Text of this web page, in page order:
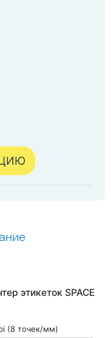
этикеток SPACE
(8 точек/мм)